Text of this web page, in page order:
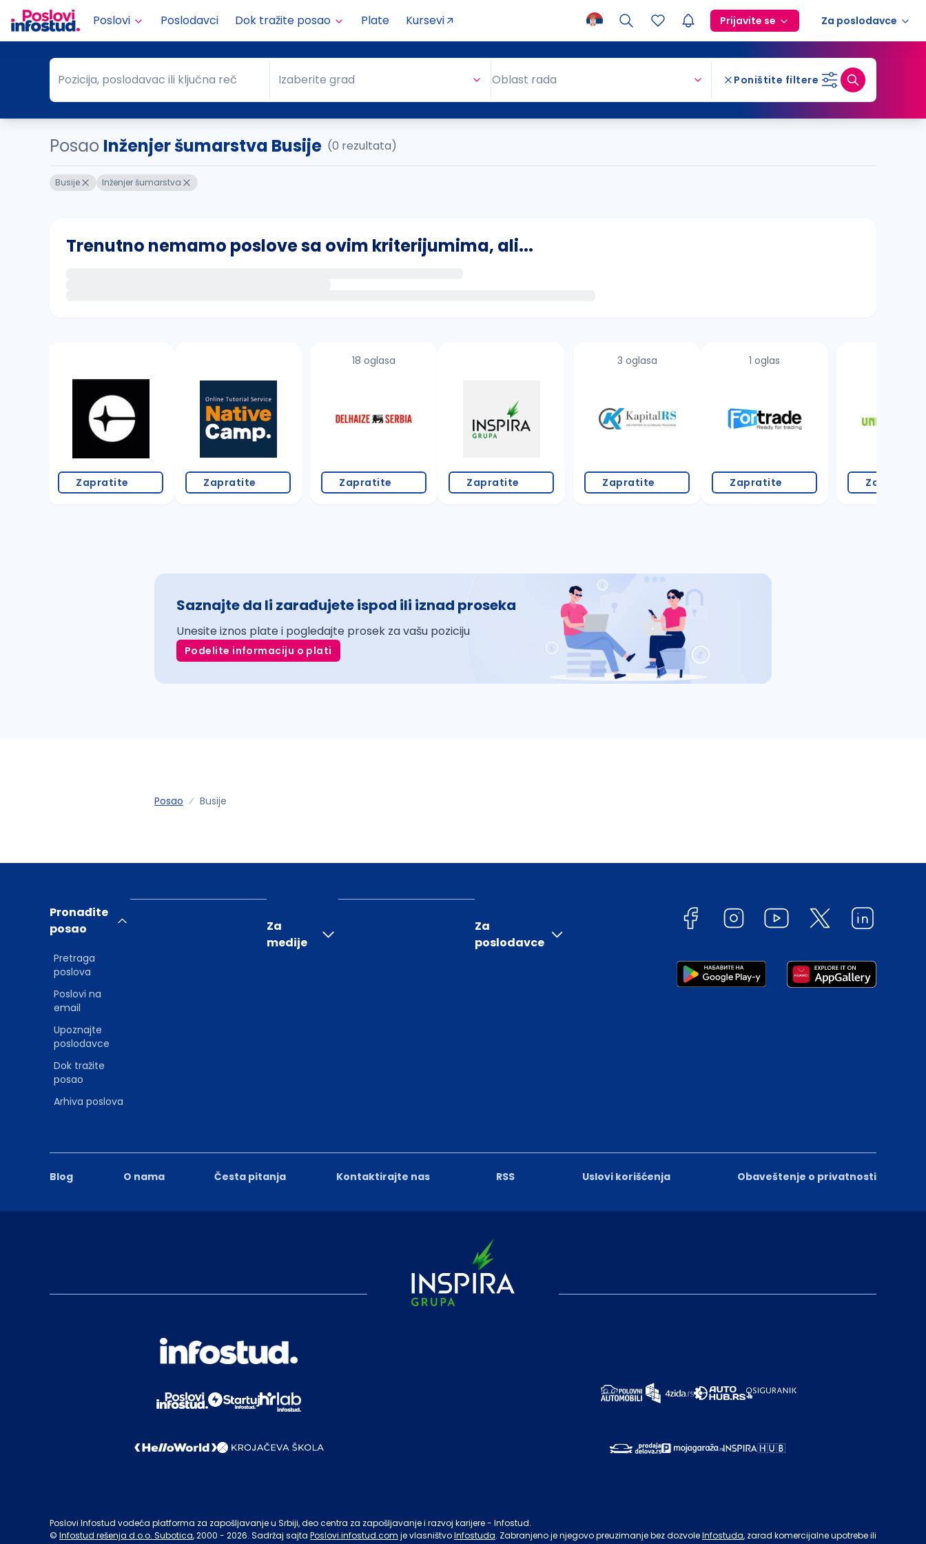
Poslovi Poslodavci Dok tražite posao Plate Kursevi Prijavite se Za poslodavce
Pozicija, poslodavac ili ključna reč
Pozicija, poslodavac ili ključna reč Grad
Izaberite grad Oblast rada Poništite filtere
Posao Inženjer šumarstva Busije (0 rezultata)
Busije Inženjer šumarstva
Trenutno nemamo poslove sa ovim kriterijumima, ali...
proverite pravopisne greške (koristite č, ć, š, đ, ž, dž)
povećajte radijus za odabrani grad
Zapratite Zapratite
18 oglasa
Zapratite Zapratite
3 oglasa
Zapratite
1 oglas
Zapratite Zapratite
Saznajte da li zarađujete ispod ili iznad proseka
Unesite iznos plate i pogledajte prosek za vašu poziciju
Podelite informaciju o plati
Posao Busije
Blog O nama Česta pitanja Kontaktirajte nas RSS Uslovi korišćenja Obaveštenje o privatnosti
Pronađite
posao
Pretraga
poslova
Poslovi na
email
Upoznajte
poslodavce
Dok tražite
posao
Arhiva poslova
Za
medije
Za
poslodavce
Poslovi Infostud vodeća platforma za zapošljavanje u Srbiji, deo centra za zapošljavanje i razvoj karijere - Infostud.
© Infostud rešenja d.o.o. Subotica, 2000 - 2026. Sadržaj sajta Poslovi.infostud.com je vlasništvoInfostuda. Zabranjeno je njegovo preuzimanje bez dozvoleInfostuda, zarad komercijalne upotrebe ili